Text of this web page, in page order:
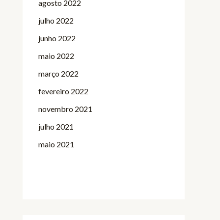
agosto 2022
julho 2022
junho 2022
maio 2022
março 2022
fevereiro 2022
novembro 2021
julho 2021
maio 2021